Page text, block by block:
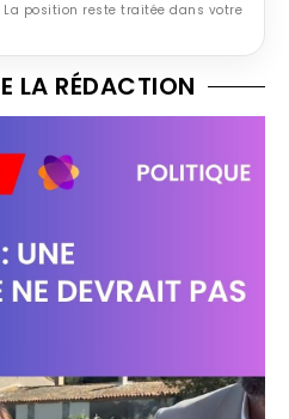
La position reste traitée dans votre
LA RÉDACTION